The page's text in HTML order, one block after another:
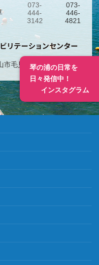
073-
444-
3142
073-
446-
4821
毛見１４５１番地
琴の浦の日常を
日々発信中！
インスタグラム